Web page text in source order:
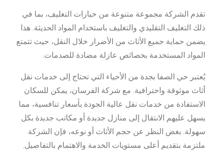
تقدم الشركة مجموعة متنوعة من خيارات التغليف، بما في
ذلك التغليف التقليدي والتغليف باستخدام المواد الحديثة. هذا
يضمن حماية جميع الأثاث من الأضرار خلال النقل، حيث تتمتع
المواد المستخدمة بخصائص عازلة مضادة للصدمات.
يُعتبر حي الصفا بجدة من الأحياء التي تحتاج إلى خدمات نقل
أثاث موثوقة واحترافية. مع شركة الفرسان، يمكن للسكان
الاستفادة من خدمات نقل عالية الجودة بأسعار تنافسية، مما
يسهل عليهم الانتقال إلى منازل جديدة أو مكاتب جديدة بكل
سهولة. بغض النظر عن حجم الأثاث أو نوعه، فإن الشركة
ملتزمة بتقديم أعلى مستويات الخدمة والاهتمام بالتفاصيل.